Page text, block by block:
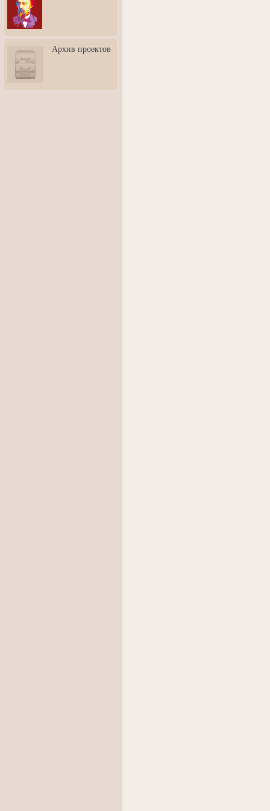
3: Обусловленности
человека и их влияние на
карьеру
скульптором Дмитрием
Тугариновым
АртБульвар в День города
Архив проектов